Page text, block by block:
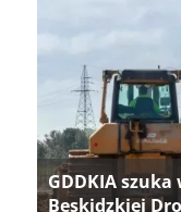
GDDKIA
Beskidzkiej